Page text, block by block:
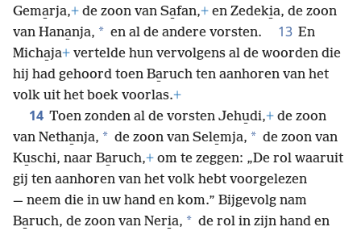
Gema̱rja,+ de zoon van Sa̱fan,+ en Zedeki̱a, de zoon
van Hana̱nja, * en al de andere vorsten. 13 En
Micha̱ja+ vertelde hun vervolgens al de woorden die
hij had gehoord toen Ba̱ruch ten aanhoren van het
volk uit het boek voorlas.+
14 Toen zonden al de vorsten Jehu̱di,+ de zoon
van Netha̱nja, * de zoon van Sele̱mja, * de zoon van
Ku̱schi, naar Ba̱ruch,+ om te zeggen: „De rol waaruit
gij ten aanhoren van het volk hebt voorgelezen
— neem die in uw hand en kom.” Bijgevolg nam
Ba̱ruch, de zoon van Neri̱a, * de rol in zijn hand en